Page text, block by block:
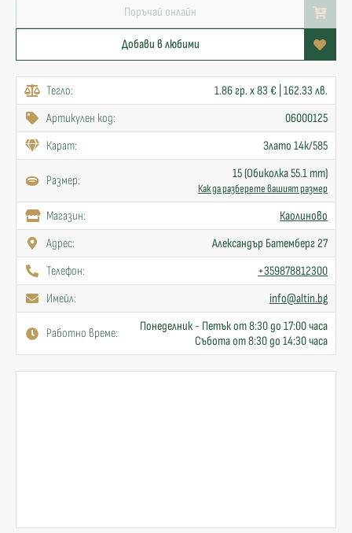
Поръчай онлайн
Добави в любими
Тегло:
1.86 гр. x 83 € | 162.33 лв.
Артикулен код:
06000125
Карат:
Злато 14к/585
Размер: 15 (Обиколка 55.1 mm)
Как да разберете вашият размер
Mагазин:
Каолиново
Адрес:
Александър Батемберг 27
Телефон:
+359878812300
Имейл:
info@altin.bg
Работно време:
Понеделник - Петък от 8:30 до 17:00 часа
Събота от 8:30 до 14:30 часа